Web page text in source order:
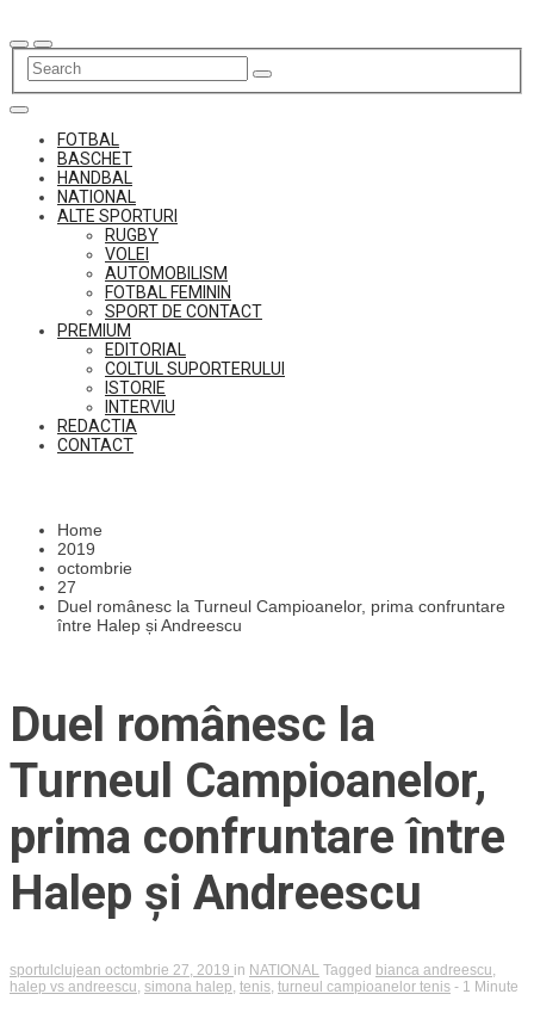
to
content
FOTBAL
BASCHET
HANDBAL
NATIONAL
ALTE SPORTURI
RUGBY
VOLEI
AUTOMOBILISM
FOTBAL FEMININ
SPORT DE CONTACT
PREMIUM
EDITORIAL
COLTUL SUPORTERULUI
ISTORIE
INTERVIU
REDACTIA
CONTACT
Home
2019
octombrie
27
Duel românesc la Turneul Campioanelor, prima confruntare
între Halep și Andreescu
Duel românesc la
Turneul Campioanelor,
prima confruntare între
Halep și Andreescu
sportulclujean octombrie 27, 2019 in NATIONAL Tagged bianca andreescu
halep vs andreescu simona halep tenis turneul campioanelor tenis - 1 Minute